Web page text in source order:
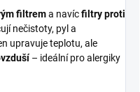
filtrema navícfiltry proti
nečistoty, pyl a
upravuje teplotu, ale
– ideální pro alergiky